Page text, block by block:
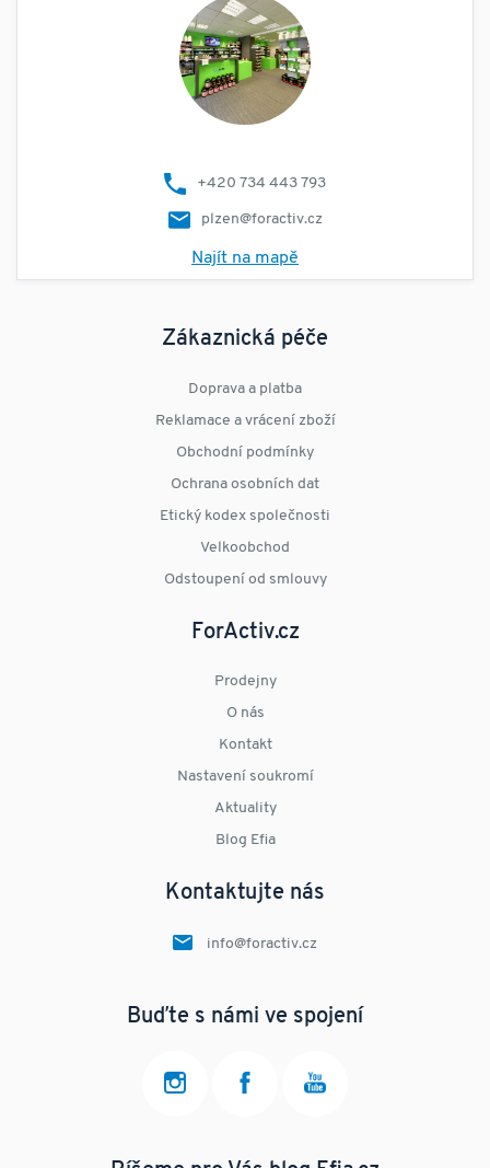
+420 734 443 793
plzen@foractiv.cz
Najít na mapě
Zákaznická péče
Doprava a platba
Reklamace a vrácení zboží
Obchodní podmínky
Ochrana osobních dat
Etický kodex společnosti
Velkoobchod
Odstoupení od smlouvy
ForActiv.cz
Prodejny
O nás
Kontakt
Nastavení soukromí
Aktuality
Blog Efia
Kontaktujte nás
info@foractiv.cz
Buďte s námi ve spojení